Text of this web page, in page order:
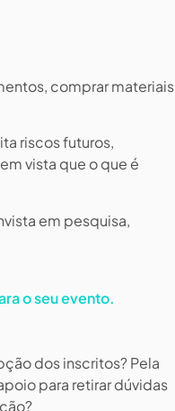
comprar materiais
riscos futuros,
vista que o que é
em pesquisa,
o seu evento.
dos inscritos? Pela
para retirar dúvidas